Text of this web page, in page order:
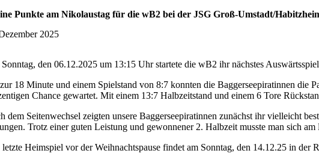
Punkte am Nikolaustag für die wB2 bei der JSG Groß-Umstadt/
2025
den 06.12.2025 um 13:15 Uhr startete die wB2 ihr nächstes
18 Minute und einem Spielstand von 8:7 konnten die Baggerseepiratinnen die
Chance gewartet. Mit einem 13:7 Halbzeitstand und einem 6 Tore
dem Seitenwechsel zeigten unsere Baggerseepiratinnen zunächst ihr vielleicht
Trotz einer guten Leistung und gewonnener 2. Halbzeit musste man sich
letzte Heimspiel vor der Weihnachtspause findet am Sonntag, den 14.12.25 in